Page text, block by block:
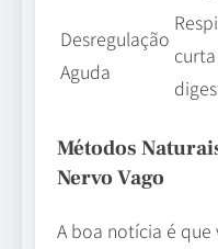
Desregulação
Aguda
Métodos
Nervo Vago
A boa notícia é